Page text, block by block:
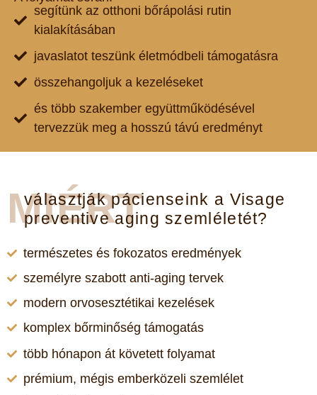
segítünk az otthoni bőrápolási rutin
kialakításában
javaslatot teszünk életmódbeli támogatásra
összehangoljuk a kezeléseket
és több szakember együttműködésével
tervezzük meg a hosszú távú eredményt
MIÉRT
választják pácienseink a Visage
preventive aging szemléletét?
természetes és fokozatos eredmények
személyre szabott anti-aging tervek
modern orvosesztétikai kezelések
komplex bőrminőség támogatás
több hónapon át követett folyamat
prémium, mégis emberközeli szemlélet